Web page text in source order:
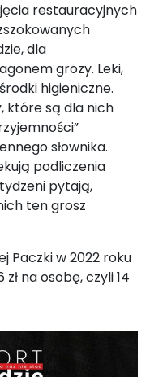
restauracyjnych
dla
grozy. Leki,
higieniczne.
które są dla nich
słownika.
podliczenia
pytają,
ten grosz
Paczki w 2022 roku
na osobę, czyli 14